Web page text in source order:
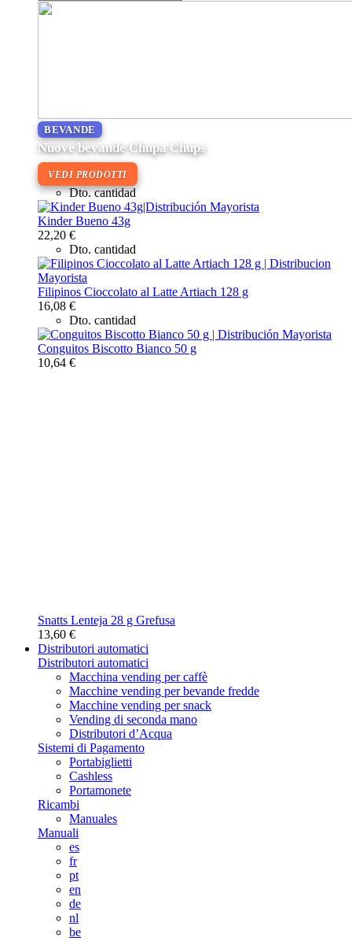
BEVANDE
Nuove bevande Chupa Chups
VEDI PRODOTTI
Dto. cantidad
Kinder Bueno 43g
22,20 €
Dto. cantidad
Filipinos Cioccolato al Latte Artiach 128 g
16,08 €
Dto. cantidad
Conguitos Biscotto Bianco 50 g
10,64 €
Snatts Lenteja 28 g Grefusa
13,60 €
Distributori automatici
Distributori automatici
Macchina vending per caffè
Macchine vending per bevande fredde
Macchine vending per snack
Vending di seconda mano
Distributori d’Acqua
Sistemi di Pagamento
Portabiglietti
Cashless
Portamonete
Ricambi
Manuales
Manuali
es
fr
pt
en
de
nl
be